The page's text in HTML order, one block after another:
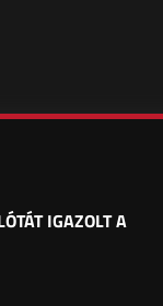
IGAZOLT A